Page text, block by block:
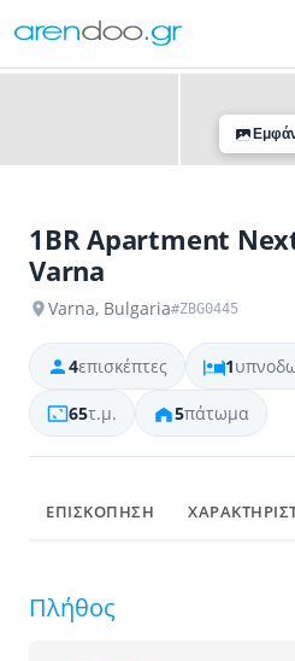
‹
1BR Apartment
Varna
Varna, Bulgaria#ZBG0445
4επισκέπτες 1
65τ.μ. 5πάτωμα
ΕΠΙΣΚΟΠΗΣΗ
Πλήθος